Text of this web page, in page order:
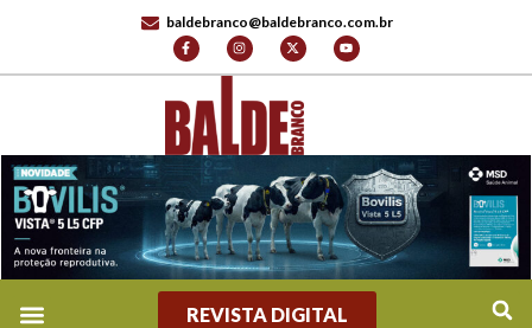
baldebranco@baldebranco.com.br
REVISTA DIGITAL